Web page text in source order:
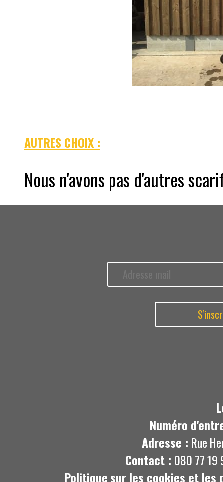
AUTRES CHOIX :
Nous n'avons pas d'autres
Numéro
Adresse : Rue
Contact : 080 77 19
Politique sur les cookies et les